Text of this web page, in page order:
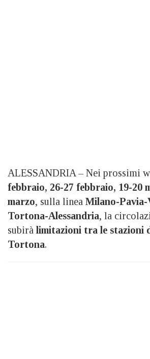
ALESSANDRIA – Nei prossimi
febbraio, 26-27 febbraio, 19-20
marzo, sulla linea Milano-Pavia-
Tortona-Alessandria, la
subirà limitazioni tra le stazioni
Tortona.